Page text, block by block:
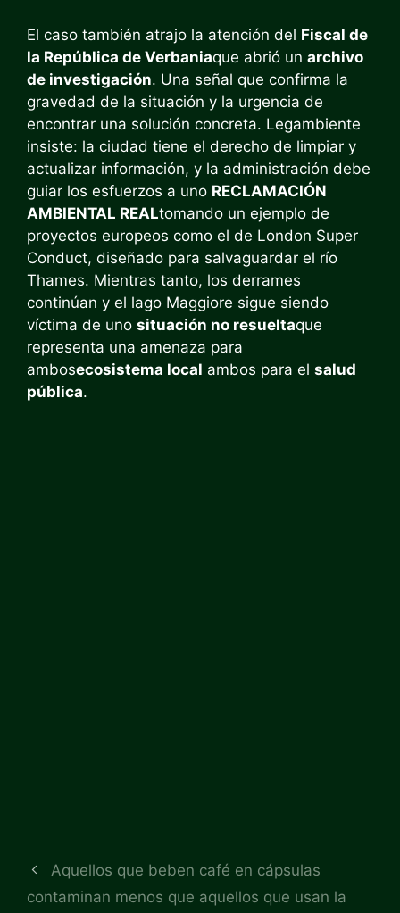
El caso también atrajo la atención del Fiscal de
la República de Verbaniaque abrió un archivo
de investigación. Una señal que confirma la
gravedad de la situación y la urgencia de
encontrar una solución concreta. Legambiente
insiste: la ciudad tiene el derecho de limpiar y
actualizar información, y la administración debe
guiar los esfuerzos a uno RECLAMACIÓN
AMBIENTAL REALtomando un ejemplo de
proyectos europeos como el de London Super
Conduct, diseñado para salvaguardar el río
Thames. Mientras tanto, los derrames
continúan y el lago Maggiore sigue siendo
víctima de uno situación no resueltaque
representa una amenaza para
ambosecosistema local ambos para el salud
pública.
Aquellos que beben café en cápsulas
contaminan menos que aquellos que usan la